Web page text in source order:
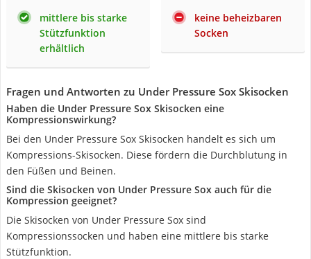
mittlere bis starke
Stützfunktion
erhältlich
keine beheizbaren
Socken
Fragen und Antworten zu Under Pressure Sox Skisocken
Haben die Under Pressure Sox Skisocken eine
Kompressionswirkung?
Bei den Under Pressure Sox Skisocken handelt es sich um
Kompressions-Skisocken. Diese fördern die Durchblutung in
den Füßen und Beinen.
Sind die Skisocken von Under Pressure Sox auch für die
Kompression geeignet?
Die Skisocken von Under Pressure Sox sind
Kompressionssocken und haben eine mittlere bis starke
Stützfunktion.